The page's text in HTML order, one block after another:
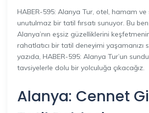
HABER-595: Alanya Tur, otel, hamam
unutulmaz bir tatil fırsatı sunuyor. Bu
Alanya’nın eşsiz güzelliklerini
rahatlatıcı bir tatil deneyimi yaşamanızı
yazıda, HABER-595: Alanya Tur’un
tavsiyelerle dolu bir yolculuğa çıkacağız.
Alanya: Cennet